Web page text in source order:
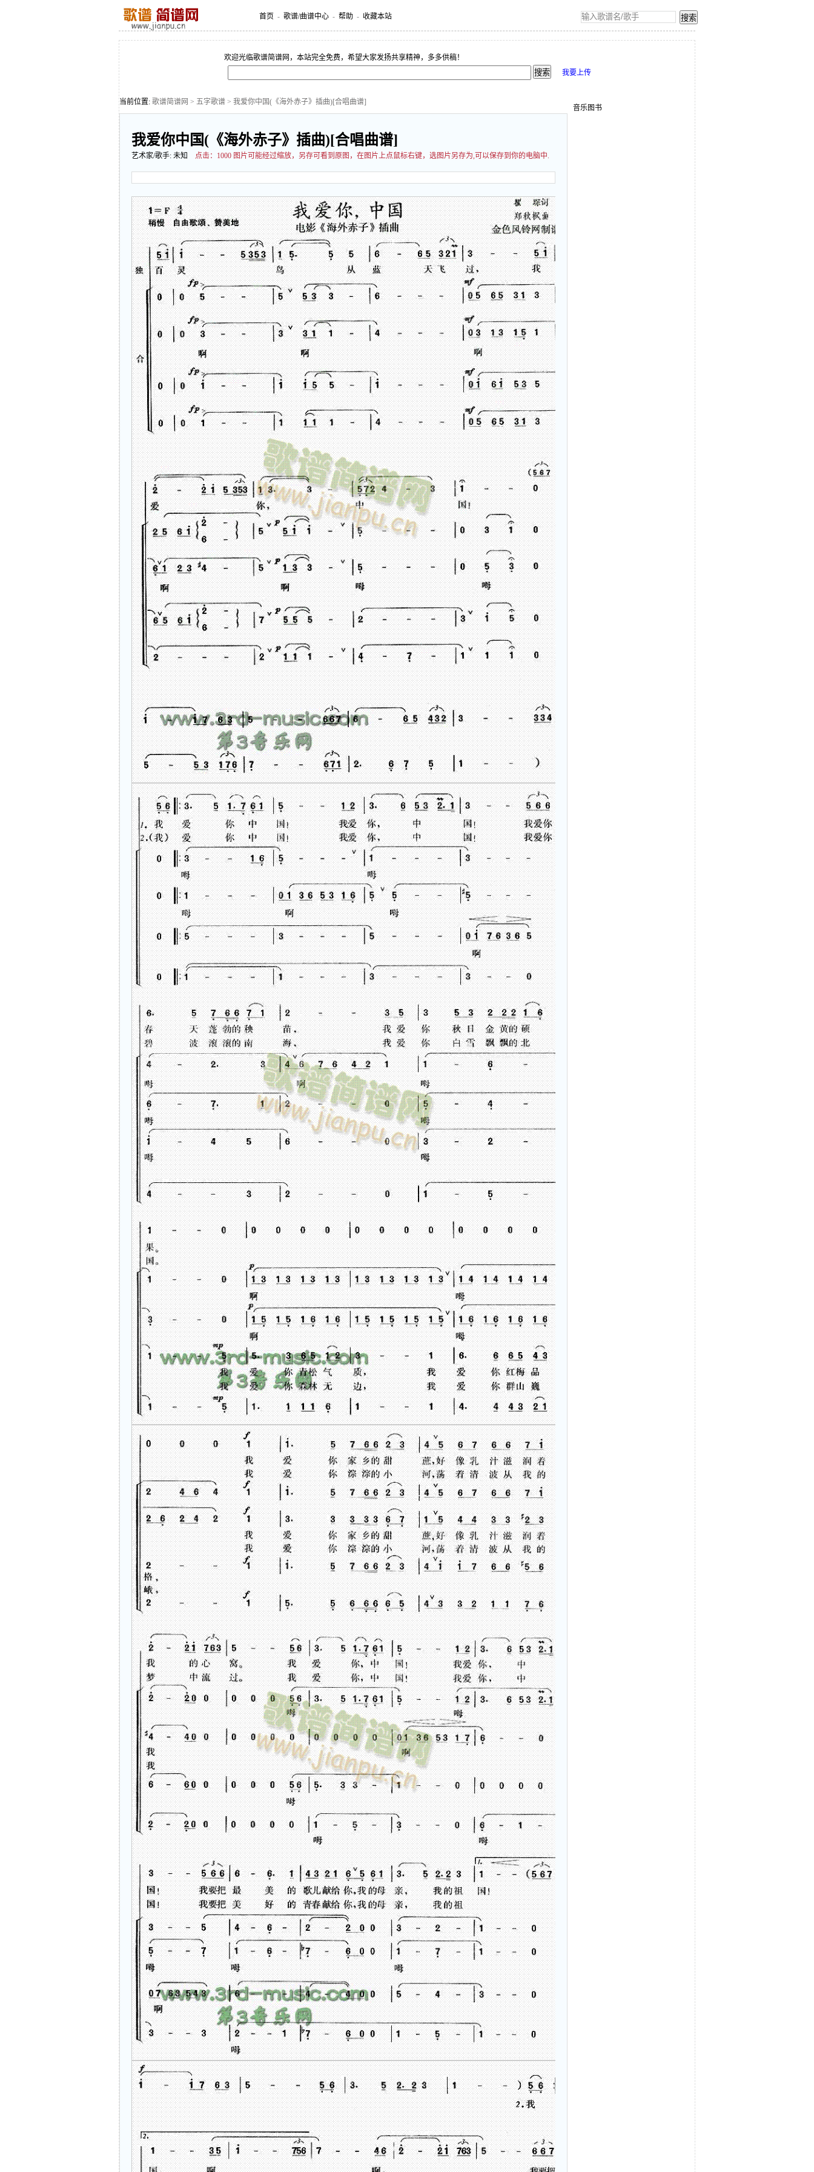
首页 - 歌谱/曲谱中心 - 帮助 - 收藏本站
欢迎光临歌谱简谱网，本站完全免费，希望大家发扬共享精神，多多供稿！
我要上传
当前位置: 歌谱简谱网 > 五字歌谱 > 我爱你中国(《海外赤子》插曲)[合唱曲谱]
我爱你中国(《海外赤子》插曲)[合唱曲谱]
艺术家/歌手: 未知 点击： 1000 图片可能经过缩放，另存可看到原图，在图片上点鼠标右键，选图片另存为,可以保存到你的电脑中.
音乐图书